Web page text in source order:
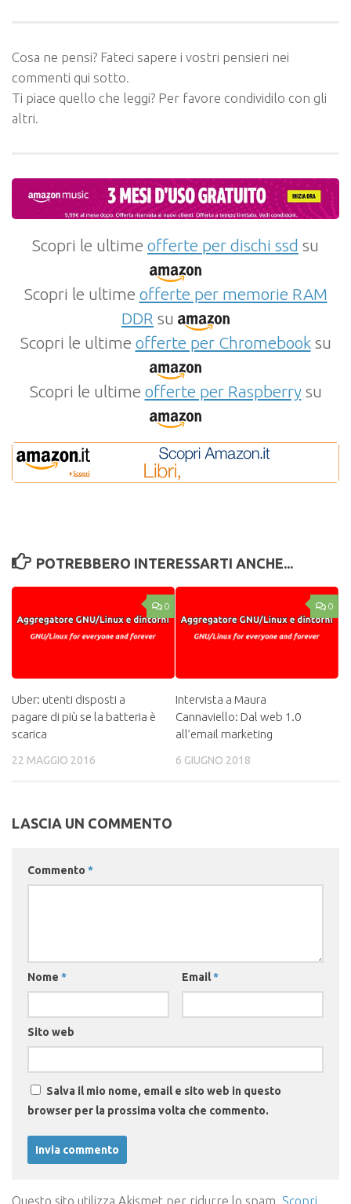
Cosa ne pensi? Fateci sapere i vostri pensieri nei
commenti qui sotto.
Ti piace quello che leggi? Per favore condividilo con gli
altri.
Scopri le ultime offerte per dischi ssd su
Scopri le ultime offerte per memorie RAM
DDR su
Scopri le ultime offerte per Chromebooksu
Scopri le ultime offerte per Raspberrysu
POTREBBERO INTERESSARTI ANCHE...
0
Uber: utenti disposti a
pagare di più se la batteria è
scarica
22 MAGGIO 2016
0
Intervista a Maura
Cannaviello: Dal web 1.0
all’email marketing
6 GIUGNO 2018
LASCIA UN COMMENTO
Commento *
Nome * Email*
Sito web
Salva il mio nome, email e sito web in questo
browser per la prossima volta che commento.
Questo sito utilizza Akismet per ridurre lo spam. Scopri